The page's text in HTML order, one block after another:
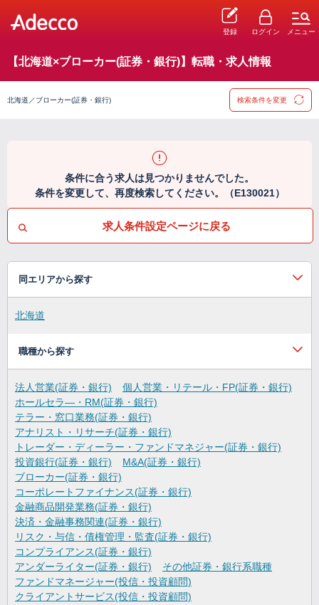
登録 ログイン メニュー
【北海道×ブローカー(証券・銀行)】転職・求人情報
北海道／ブローカー(証券・銀行) 検索条件を変更
条件に合う求人は見つかりませんでした。
条件を変更して、再度検索してください。（E130021）
求人条件設定ページに戻る
同エリアから探す
北海道
職種から探す
法人営業(証券・銀行)
個人営業・リテール・FP(証券・銀行)
ホールセラ―・RM(証券・銀行)
テラー・窓口業務(証券・銀行)
アナリスト・リサーチ(証券・銀行)
トレーダー・ディーラー・ファンドマネジャー(証券・銀行)
投資銀行(証券・銀行)
M&A(証券・銀行)
ブローカー(証券・銀行)
コーポレートファイナンス(証券・銀行)
金融商品開発業務(証券・銀行)
決済・金融事務関連(証券・銀行)
リスク・与信・債権管理・監査(証券・銀行)
コンプライアンス(証券・銀行)
アンダーライター(証券・銀行)
その他証券・銀行系職種
ファンドマネージャー(投信・投資顧問)
クライアントサービス(投信・投資顧問)